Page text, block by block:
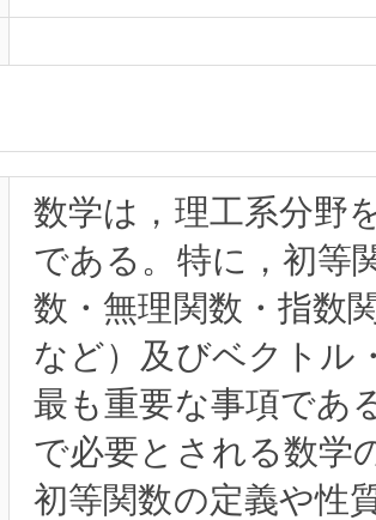
数学は，理工系分野
である。特に，初等
数・無理関数・指数
など）及びベクトル
最も重要な事項であ
で必要とされる数学
初等関数の定義や性